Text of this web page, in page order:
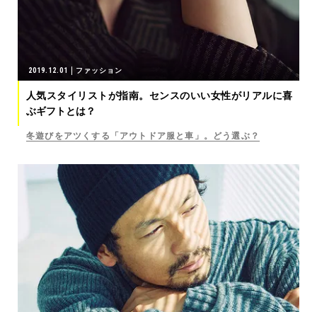
2019.12.01 ファッション
人気スタイリストが指南。センスのいい女性がリアルに喜
ぶギフトとは？
冬遊びをアツくする「アウトドア服と車」。どう選ぶ？